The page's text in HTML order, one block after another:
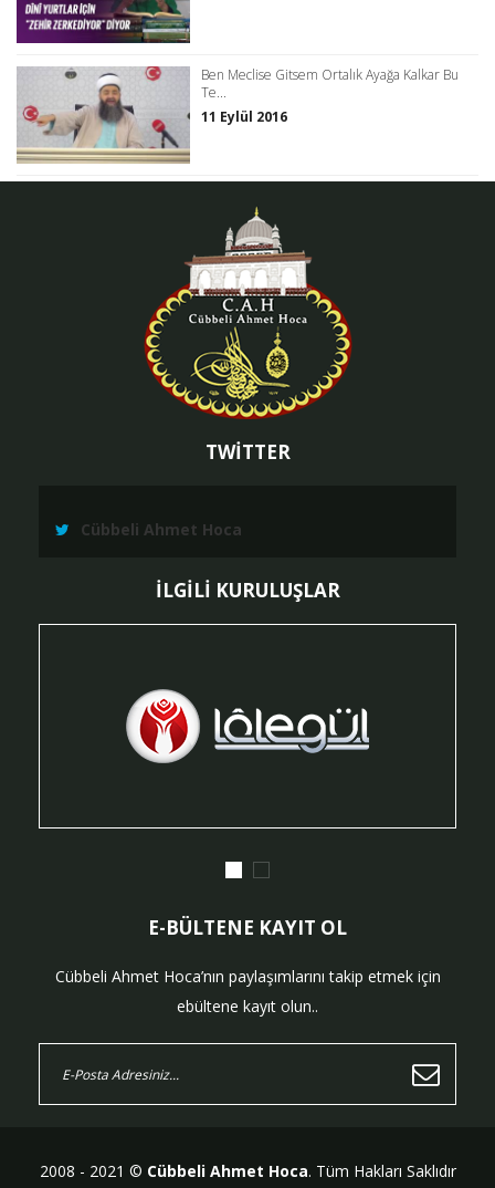
Ben Meclise Gitsem Ortalık Ayağa Kalkar Bu
Te...
11 Eylül 2016
TWİTTER
Cübbeli Ahmet Hoca
İLGİLİ KURULUŞLAR
E-BÜLTENE KAYIT OL
Cübbeli Ahmet Hoca’nın paylaşımlarını takip etmek için
ebültene kayıt olun..
2008 - 2021 © Cübbeli Ahmet Hoca. Tüm Hakları Saklıdır